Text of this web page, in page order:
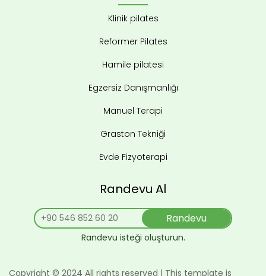
Klinik pilates
Reformer Pilates
Hamile pilatesi
Egzersiz Danışmanlığı
Manuel Terapi
Graston Tekniği
Evde Fizyoterapi
Randevu Al
Randevu
Randevu isteği oluşturun.
Copyright © 2024 All rights reserved | This template is